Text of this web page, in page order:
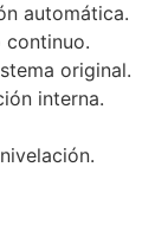
automática.
continuo.
original.
interna.